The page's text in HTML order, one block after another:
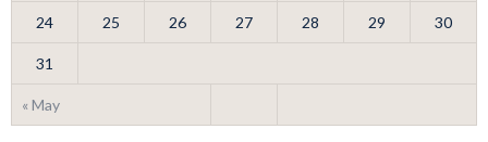
« May
24 25 26 27 28 29 30
31